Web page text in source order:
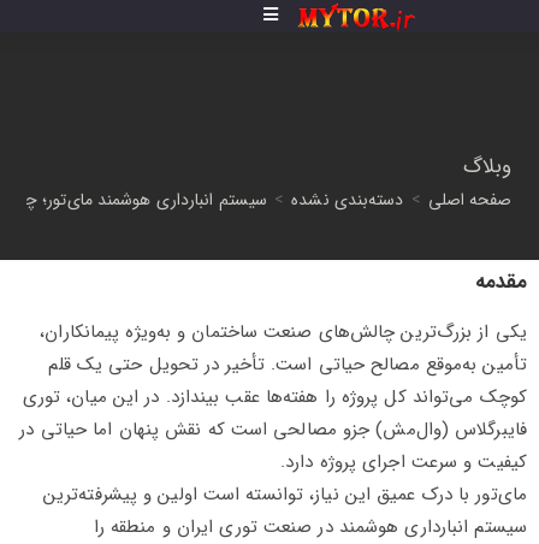
وبلاگ
صفحه اصلی > دسته‌بندی نشده > سیستم انبارداری هوشمند مای‌تور؛
مقدمه
یکی از بزرگ‌ترین چالش‌های صنعت ساختمان و به‌ویژه پیمانکاران،
تأمین به‌موقع مصالح حیاتی است. تأخیر در تحویل حتی یک قلم
کوچک می‌تواند کل پروژه را هفته‌ها عقب بیندازد. در این میان، توری
فایبرگلاس (وال‌مش) جزو مصالحی است که نقش پنهان اما حیاتی در
کیفیت و سرعت اجرای پروژه دارد.
مای‌تور با درک عمیق این نیاز، توانسته است اولین و پیشرفته‌ترین
سیستم انبارداری هوشمند در صنعت توری ایران و منطقه را